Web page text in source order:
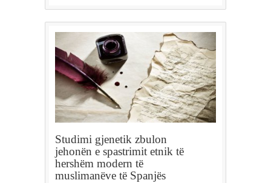
Studimi gjenetik zbulon
jehonën e spastrimit etnik të
hershëm modern të
muslimanëve të Spanjës